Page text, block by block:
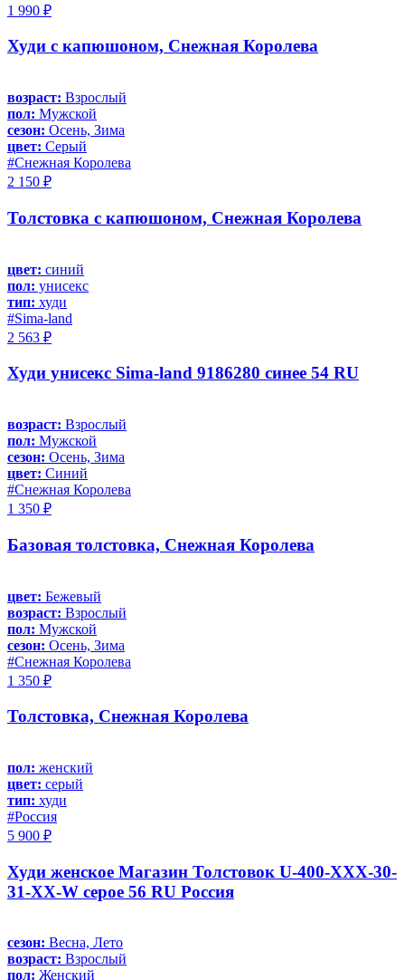
1 990 ₽
Худи с капюшоном, Снежная Королева
возраст: Взрослый
пол: Мужской
сезон: Осень, Зима
цвет: Серый
#Снежная Королева
2 150 ₽
Толстовка с капюшоном, Снежная Королева
цвет: синий
пол: унисекс
тип: худи
#Sima-land
2 563 ₽
Худи унисекс Sima-land 9186280 синее 54 RU
возраст: Взрослый
пол: Мужской
сезон: Осень, Зима
цвет: Синий
#Снежная Королева
1 350 ₽
Базовая толстовка, Снежная Королева
цвет: Бежевый
возраст: Взрослый
пол: Мужской
сезон: Осень, Зима
#Снежная Королева
1 350 ₽
Толстовка, Снежная Королева
пол: женский
цвет: серый
тип: худи
#Россия
5 900 ₽
Худи женское Магазин Толстовок U-400-XXX-30-
31-XX-W серое 56 RU Россия
сезон: Весна, Лето
возраст: Взрослый
пол: Женский